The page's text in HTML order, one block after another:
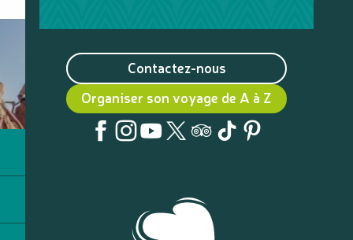
Contactez-nous
Organiser son voyage de A à Z